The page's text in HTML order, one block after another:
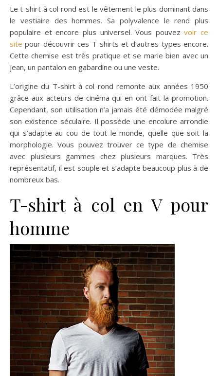
Le t-shirt à col rond est le vêtement le plus dominant dans
le vestiaire des hommes. Sa polyvalence le rend plus
populaire et encore plus universel. Vous pouvezvoir ce
site pour découvrir ces T-shirts et d’autres types encore.
Cette chemise est très pratique et se marie bien avec un
jean, un pantalon en gabardine ou une veste.
L’origine du T-shirt à col rond remonte aux années 1950
grâce aux acteurs de cinéma qui en ont fait la promotion.
Cependant, son utilisation n’a jamais été démodée malgré
son existence séculaire. Il possède une encolure arrondie
qui s’adapte au cou de tout le monde, quelle que soit la
morphologie. Vous pouvez trouver ce type de chemise
avec plusieurs gammes chez plusieurs marques. Très
représentatif, il est souple et s’adapte beaucoup plus à de
nombreux bas.
T-shirt à col en V pour
homme